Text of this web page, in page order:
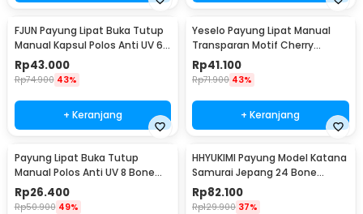
FJUN Payung Lipat Buka Tutup
Manual Kapsul Polos Anti UV 6
Bone 87cm - PAS341
Rp43.000
Rp74.900 43%
+ Keranjang
Yeselo Payung Lipat Manual
Transparan Motif Cherry
Blossom 8 Bone 95cm - E023
Rp41.100
Rp71.900 43%
+ Keranjang
Payung Lipat Buka Tutup
Manual Polos Anti UV 8 Bone
95cm - UM162
Rp26.400
Rp50.900 49%
HHYUKIMI Payung Model Katana
Samurai Jepang 24 Bone
105cm - B062
Rp82.100
Rp129.900 37%